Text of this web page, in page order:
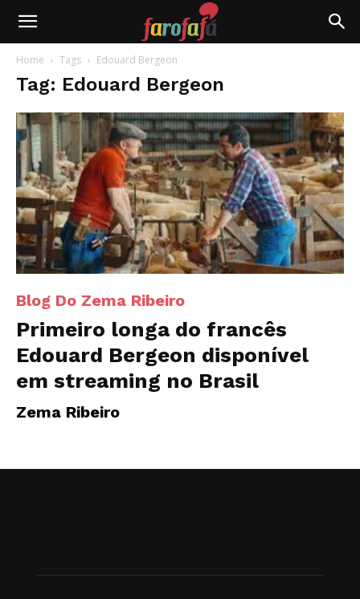
Farofafá
Home Tags Edouard Bergeon
Tag: Edouard Bergeon
Blog Do Zema Ribeiro
Primeiro longa do francês
Edouard Bergeon disponível
em streaming no Brasil
Zema Ribeiro